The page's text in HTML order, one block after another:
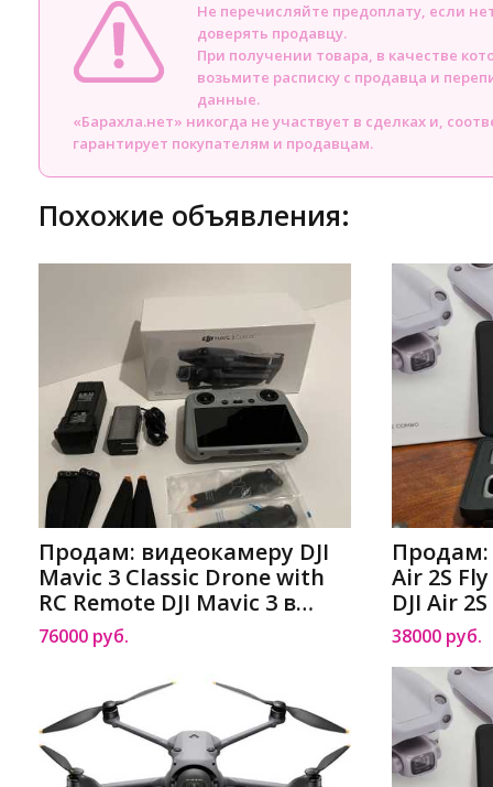
Не перечисляйте предоплату, если
доверять продавцу.
При получении товара, в качестве
возьмите расписку с продавца и
данные.
«Барахла.нет» никогда не участвует в сделках и,
гарантирует покупателям и продавцам.
Похожие объявления:
Продам: видеокамеру DJI
Mavic 3 Classic Drone with
RC Remote DJI Mavic 3 в
Барнауле
76000 руб.
Продам:
Air 2S
DJI Air
38000 руб.